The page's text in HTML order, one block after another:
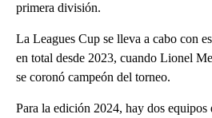
primera división.
La Leagues Cup se lleva a cabo con
en total desde 2023, cuando Lionel
se coronó campeón del torneo.
Para la edición 2024, hay dos equipos